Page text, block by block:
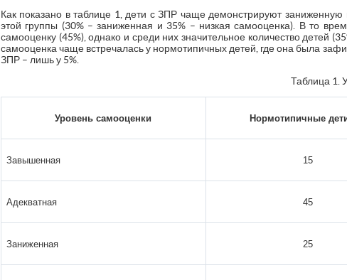
Как показано в таблице 1, дети с ЗПР чаще демонстрируют заниженную
этой группы (30% – заниженная и 35% – низкая самооценка). В то
самооценку (45%), однако и среди них значительное количество детей
самооценка чаще встречалась у нормотипичных детей, где она была
ЗПР – лишь у 5%.
Таблица 1.
Уровень самооценки Нормотипичные
Завышенная 15
Адекватная 45
Заниженная 25